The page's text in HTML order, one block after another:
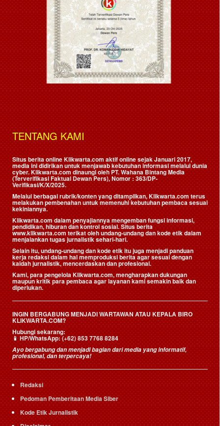
TENTANG KAMI
Situs berita online Klikwarta.com aktif online sejak Januari 2017,
media ini didirikan untuk menjawab kebutuhan informasi melalui dunia
cyber. Klikwarta.com dinaungi oleh PT. Wahana Bintang Media
(Terverifikasi Faktual Dewan Pers), Nomor : 363/DP-
Verifikasi/K/X/2025.
Melalui berbagai rubrik/konten yang ditampilkan, Klikwarta.com terus
melakukan pembenahan untuk memenuhi kebutuhan pembaca sesuai
kekiniannya.
Klikwarta.com dalam penyajiannya mengemban fungsi informasi,
pendidikan, hiburan dan kontrol sosial. Situs berita
www.klikwarta.com terikat oleh undang-undang dan kode etik dalam
menjalankan tugas jurnalistik sehari-hari.
Selain itu, undang-undang dan kode etik itu juga menjadi panduan
kerja redaksi dalam hal memproduksi berita agar sesuai dengan
kaidah jurnalistik, mencerdaskan dan profesional.
Kami, para pengelola Klikwarta.com, mengharapkan dukungan
maupun kritik para pembaca agar layanan kami semakin baik dan
diperlukan.
INGIN BERGABUNG MENJADI WARTAWAN ATAU KEPALA BIRO
KLIKWARTA.COM?
Hubungi sekarang:
📱HP/WhatsApp:(+62) 853 7768 8284
Ayo bergabung dan menjadi bagian dari media yang informatif,
profesional, dan terpercaya!
Redaksi
Pedoman Pemberitaan Media Siber
Kode Etik Jurnalistik